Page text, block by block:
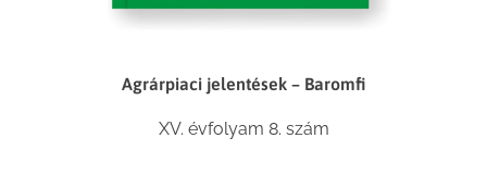
Agrárpiaci jelentések – Baromfi
XV. évfolyam 8. szám